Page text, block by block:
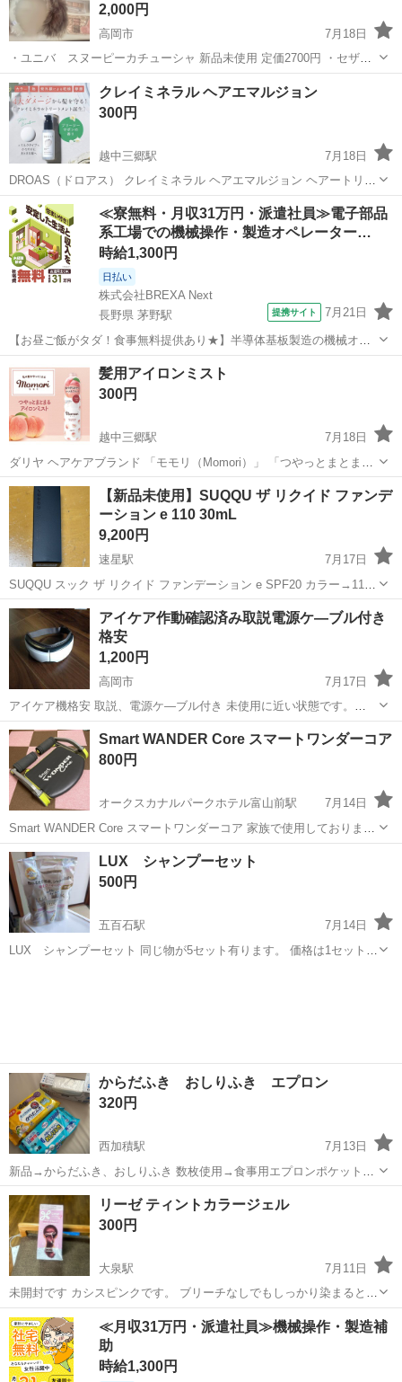
2,000円
高岡市
7月18日
・ユニバ スヌーピーカチューシャ 新品未使用 定価2700円 ・セザン
ヌ パレットコンシーラー 3色1度ずつ使用しました ・スキンヒーロ
ー クマシーラークリーム クマ消し 目元用クリーム、下地14g 残量
8.5割 〜お...
富山 高岡市 メイクアップ
クレイミネラル ヘアエマルジョン
300円
越中三郷駅
7月18日
DROAS（ドロアス） クレイミネラル ヘアエマルジョン ヘアートリー
トメント 95g (2~3回使用しました) 去年の秋に購入 残量まだまだある
ので使ってみたい方へ 【クレイヘアケア】べたつきにくく、とぅるん
とまとまる ...
富山 中新川郡 越中三郷駅 ヘアケア 汚れ
≪寮無料・月収31万円・派遣社員≫電子部品
系工場での機械操作・製造オペレーター…
時給1,300円
日払い
株式会社BREXA Next
長野県 茅野駅
提携サイト 7月21日
【お昼ご飯がタダ！食事無料提供あり★】半導体基板製造の機械オペ
レーターや検査作業！未経験活躍中★カップル＆友達同士の応募OK！
赴任旅費会社負担★嬉しい無料送迎◎正社員登用制度あり！マイカー
通勤OK！無料駐車場完備！《長野県茅...
茅野市 茅野駅
髪用アイロンミスト
300円
越中三郷駅
7月18日
ダリヤ ヘアケアブランド 「モモリ（Momori）」 「つやっとまとまる
アイロンミスト」 150ml から5プッシュだけ使用 このシリーズのヘア
オイルを使ってて､ミストも使ってみようと今月買い使ってみました
が､自分はヘア...
富山 中新川郡 越中三郷駅 オイル
【新品未使用】SUQQU ザ リクイド ファンデ
ーション e 110 30mL
9,200円
速星駅
7月17日
SUQQU スック ザ リクイド ファンデーション e SPF20 カラー→110
定価11000円 新品未使用です。 受け渡しは平日お昼〜夕方、 場所は公
園で直接現金手渡しでお願いします。 ご不明な点があれば、お気軽...
富山 富山市 速星駅 メイクアップ
アイケア作動確認済み取説電源ケ―ブル付き
格安
1,200円
高岡市
7月17日
アイケア機格安 取説、電源ケ―ブル付き 未使用に近い状態です。
Bluetooth接続や、音声ガイダンス付き。 疲れた目にいかがでしょう
か？
富山 高岡市 フェイスケア ブル
Smart WANDER Core スマートワンダーコア
800円
オークスカナルパークホテル富山前駅
7月14日
Smart WANDER Core スマートワンダーコア 家族で使用しておりまし
た。 簡単に腹筋でき便利です
富山 富山市 オークスカナルパークホテル富山前駅
コスメ/ヘルスケア
LUX シャンプーセット
500円
五百石駅
7月14日
LUX シャンプーセット 同じ物が5セット有ります。 価格は1セットの
からだふき おしりふき エプロン
320円
西加積駅
7月13日
新品→からだふき、おしりふき 数枚使用→食事用エプロンポケット付
残量9割以上
富山 滑川市 西加積駅 ボディケア
リーゼ ティントカラージェル
300円
大泉駅
7月11日
未開封です カシスピンクです。 ブリーチなしでもしっかり染まると思
うのでおすすめです
富山 富山市 大泉駅 その他
≪月収31万円・派遣社員≫機械操作・製造補
助
時給1,300円